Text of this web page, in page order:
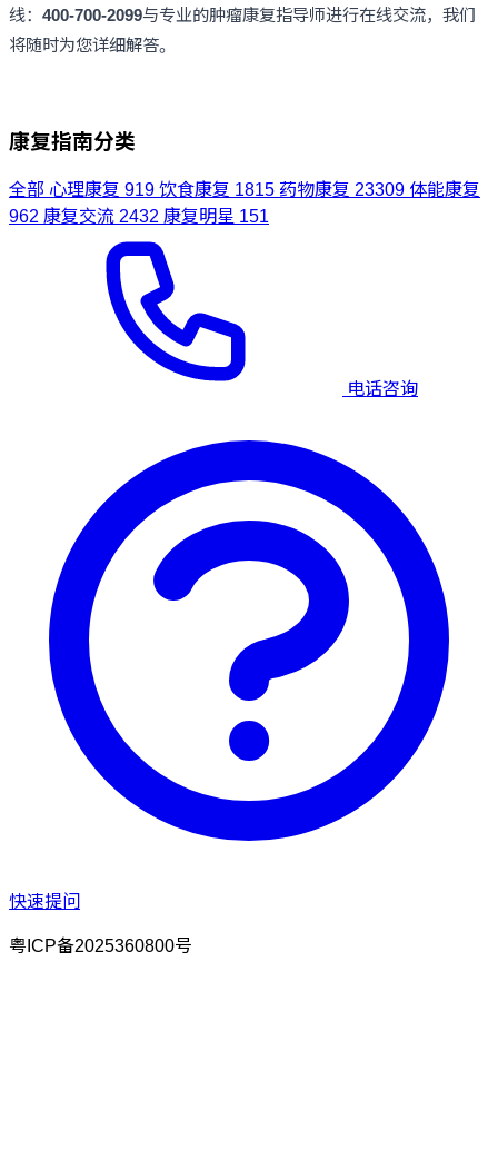
线： 400-700-2099与专业的肿瘤康复指导师进行在线交流，我们
将随时为您详细解答。
康复指南分类
全部 心理康复 919饮食康复 1815 药物康复 23309 体能康复
962康复交流2432康复明星 151
电话咨询
快速提问
粤ICP备2025360800号